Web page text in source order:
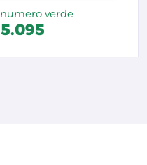
verde